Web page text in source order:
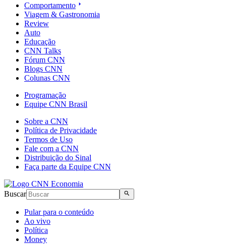
Comportamento
Viagem & Gastronomia
Review
Auto
Educação
CNN Talks
Fórum CNN
Blogs CNN
Colunas CNN
Programação
Equipe CNN Brasil
Sobre a CNN
Política de Privacidade
Termos de Uso
Fale com a CNN
Distribuição do Sinal
Faça parte da Equipe CNN
Buscar
Pular para o conteúdo
Ao vivo
Política
Money